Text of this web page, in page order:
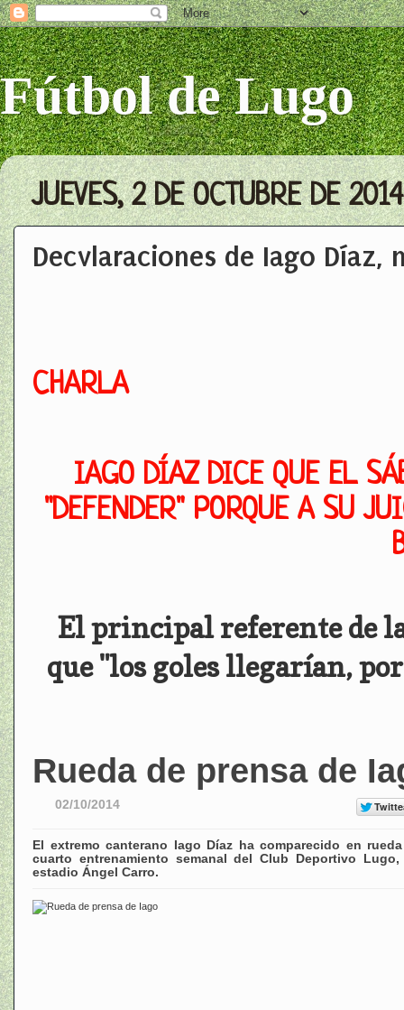
Fútbol de Lugo
JUEVES, 2 DE OCTUBRE DE 2014
Decvlaraciones de Iago Díaz,
CHARLA
IAGO DÍAZ DICE QUE EL
"DEFENDER" PORQUE A SU
El principal referente de
que "los goles llegarían,
Rueda de prensa de
02/10/2014
El extremo canterano Iago Díaz ha comparecido en
cuarto entrenamiento semanal del Club Deportivo
estadio Ángel Carro.